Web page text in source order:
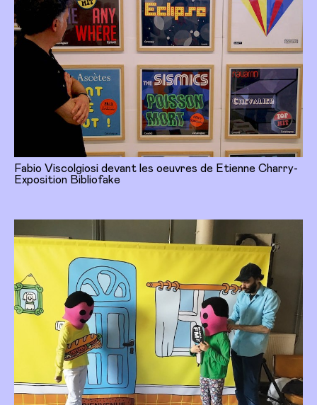
Fabio Viscolgiosi devant les oeuvres de Etienne Charry-
Exposition Bibliofake